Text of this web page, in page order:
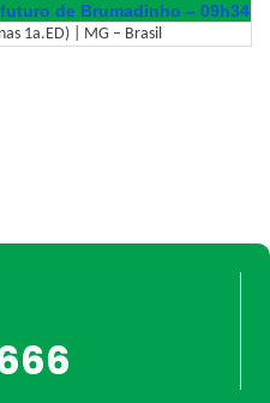
de Brumadinho – 09h34
1a.ED) | MG – Brasil